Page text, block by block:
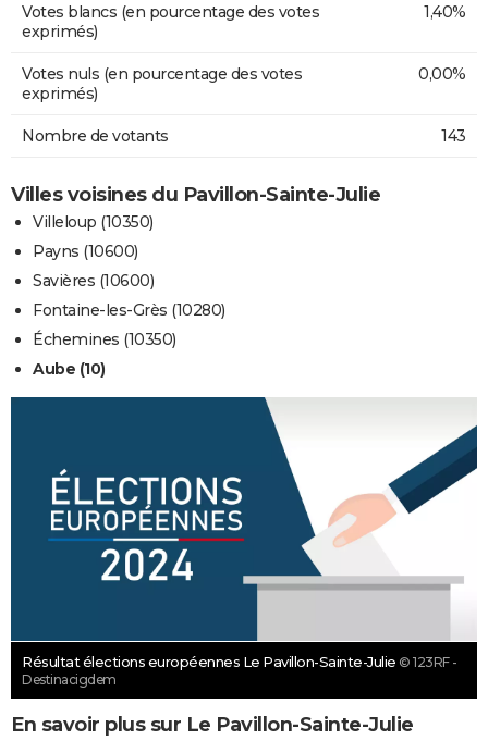
Votes blancs (en pourcentage des votes
exprimés)
1,40%
Votes nuls (en pourcentage des votes
exprimés)
0,00%
Nombre de votants 143
Villes voisines du Pavillon-Sainte-Julie
Villeloup (10350)
Payns (10600)
Savières (10600)
Fontaine-les-Grès (10280)
Échemines (10350)
Aube (10)
Résultat élections européennes Le Pavillon-Sainte-Julie © 123RF -
Destinacigdem
En savoir plus sur Le Pavillon-Sainte-Julie